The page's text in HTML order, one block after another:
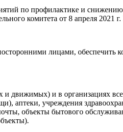
по профилактике и снижению
комитета от 8 апреля 2021
лицами, обеспечить
движимых) и в организациях
аптеки, учреждения
объекты бытового